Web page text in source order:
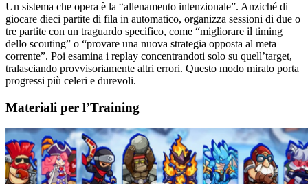
Un sistema che opera è la “allenamento intenzionale”. Anziché di
giocare dieci partite di fila in automatico, organizza sessioni di due o
tre partite con un traguardo specifico, come “migliorare il timing
dello scouting” o “provare una nuova strategia opposta al meta
corrente”. Poi esamina i replay concentrandoti solo su quell’target,
tralasciando provvisoriamente altri errori. Questo modo mirato porta
progressi più celeri e durevoli.
Materiali per l’Training